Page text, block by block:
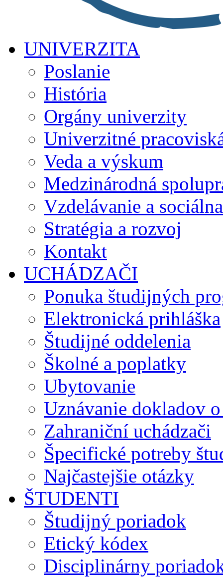
UNIVERZITA
Poslanie
História
Orgány univerzity
Univerzitné
Veda a výskum
Medzinárodná
Vzdelávanie a
Stratégia a rozvoj
Kontakt
UCHÁDZAČI
Ponuka študijných
Elektronická prihláška
Študijné oddelenia
Školné a poplatky
Ubytovanie
Uznávanie dokladov
Zahraniční uchádzači
Špecifické potreby
Najčastejšie otázky
ŠTUDENTI
Študijný poriadok
Etický kódex
Disciplinárny